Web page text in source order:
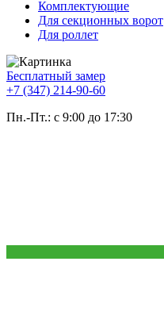
Комплектующие
Для секционных ворот
Для роллет
Бесплатный замер
+7 (347) 214-90-60
Пн.-Пт.: с 9:00 до 17:30